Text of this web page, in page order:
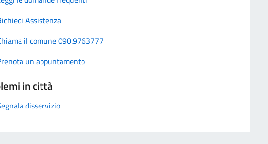
Assistenza
il comune 090.9763777
un appuntamento
in città
disservizio